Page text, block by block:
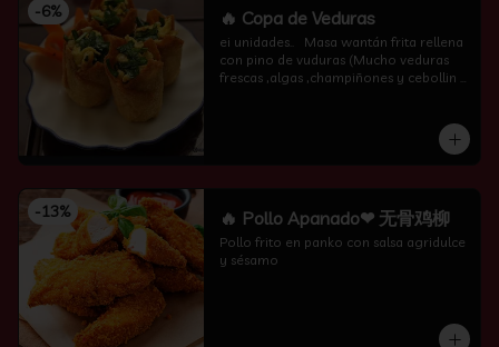
-6% 🔥 Copa de Veduras
ei unidades..   Masa wantán frita rellena
con pino de vuduras (Mucho veduras
frescas ,algas ,champiñones y cebollin
-13% 🔥 Pollo Apanado❤ 无骨鸡柳
Pollo frito en panko con salsa agridulce
y sésamo